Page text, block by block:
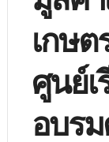
เกษ
ศูนย์
อบร